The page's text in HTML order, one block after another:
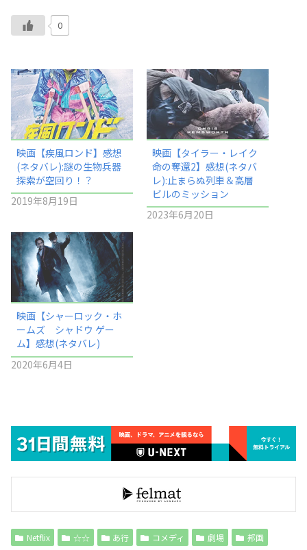
0
映画【疾風ロンド】感想
(ネタバレ):謎の生物兵器
探索が空回り！？
2019年8月19日
映画【タイラー・レイク
命の奪還2】感想(ネタバ
レ):止まらぬ列車＆高層
ビルのミッション
2023年6月20日
映画【シャーロック・ホ
ームズ シャドウ ゲー
ム】感想(ネタバレ)
2020年6月4日
Netflix ☆☆ あ行 コメディ 劇場 邦画